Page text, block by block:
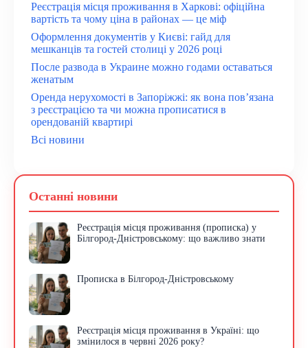
Реєстрація місця проживання в Харкові: офіційна
вартість та чому ціна в районах — це міф
Оформлення документів у Києві: гайд для
мешканців та гостей столиці у 2026 році
После развода в Украине можно годами оставаться
женатым
Оренда нерухомості в Запоріжжі: як вона пов’язана
з реєстрацією та чи можна прописатися в
орендованій квартирі
Всі новини
Останні новини
Реєстрація місця проживання (прописка) у
Білгород-Дністровському: що важливо знати
Прописка в Білгород-Дністровському
Реєстрація місця проживання в Україні: що
змінилося в червні 2026 року?